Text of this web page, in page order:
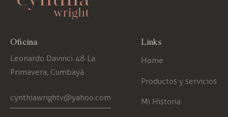
Oficina
Leonardo Davinci 48 La
Primavera, Cumbayá
cynthiawrightv@yahoo.com
Links
Home
Productos y servicios
Mi Historia